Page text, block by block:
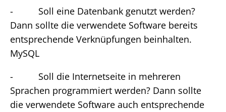
- Soll eine Datenbank genutzt werden?
Dann sollte die verwendete Software bereits
entsprechende Verknüpfungen beinhalten.
MySQL
- Soll die Internetseite in mehreren
Sprachen programmiert werden? Dann sollte
die verwendete Software auch entsprechende